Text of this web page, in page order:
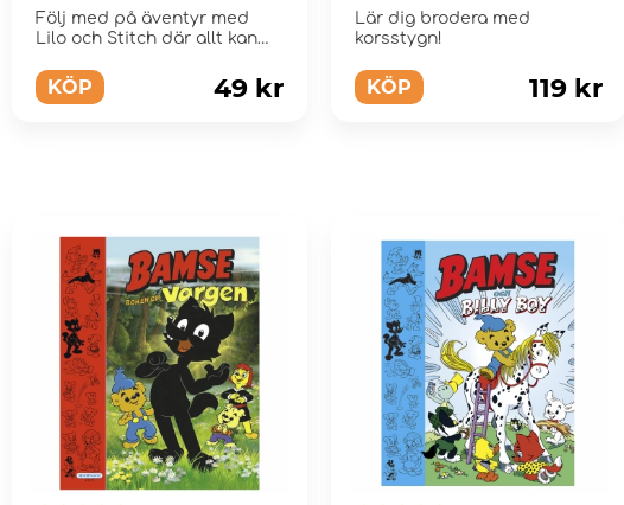
Följ med på äventyr med
Lilo och Stitch där allt kan
KÖP 49 kr
Lär dig brodera med
korsstygn!
KÖP 119 kr